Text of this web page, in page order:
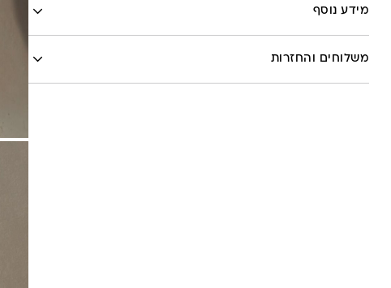
מידע נוסף
משלוחים והחזרות